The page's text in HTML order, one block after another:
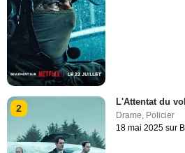
2
L'Attentat du
Drame, Policier
18 mai 2025 sur